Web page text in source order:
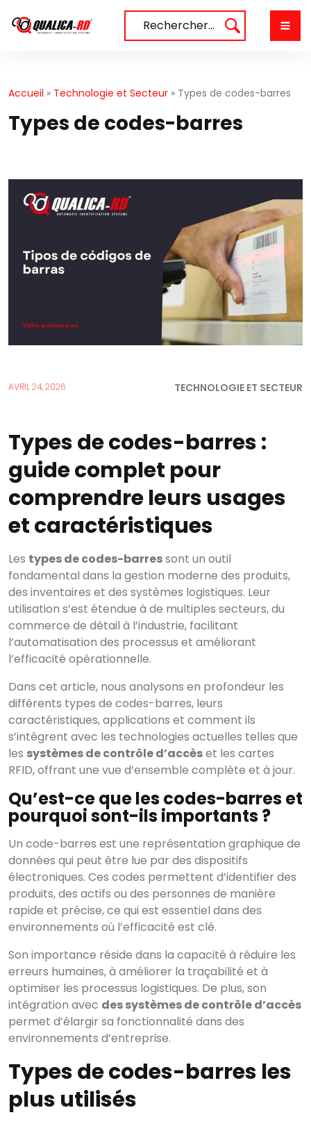
au
Rechercher…
Accueil » Technologie et Secteur » Types de codes-barres
Types de codes-barres
AVRIL 24, 2026 TECHNOLOGIE ET SECTEUR
Types de codes-barres :
guide complet pour
comprendre leurs usages
et caractéristiques
Les types de codes-barressont un outil
fondamental dans la gestion moderne des produits,
des inventaires et des systèmes logistiques. Leur
utilisation s’est étendue à de multiples secteurs, du
commerce de détail à l’industrie, facilitant
l’automatisation des processus et améliorant
l’efficacité opérationnelle.
Dans cet article, nous analysons en profondeur les
différents types de codes-barres, leurs
caractéristiques, applications et comment ils
s’intègrent avec les technologies actuelles telles que
les systèmes de contrôle d’accèset les cartes
RFID, offrant une vue d’ensemble complète et à jour.
Qu’est-ce que les codes-barres et
pourquoi sont-ils importants ?
Un code-barres est une représentation graphique de
données qui peut être lue par des dispositifs
électroniques. Ces codes permettent d’identifier des
produits, des actifs ou des personnes de manière
rapide et précise, ce qui est essentiel dans des
environnements où l’efficacité est clé.
Son importance réside dans la capacité à réduire les
erreurs humaines, à améliorer la traçabilité et à
optimiser les processus logistiques. De plus, son
intégration avec des systèmes de contrôle d’accès
permet d’élargir sa fonctionnalité dans des
environnements d’entreprise.
Types de codes-barres les
plus utilisés